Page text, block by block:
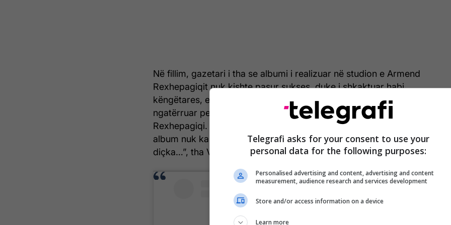
Në fillim, gazetari i tha se albumi i realizuar në studion e Armend
Rexhepagiqit nuk kishte pasur sukses, duke i shkaktuar habi
këngëtares, e cila reagoi me qetësi: “Mua më duket sikur më ke
ngatërruar personin, sepse unë nuk kam bërë album te Armend
Rexhepagiqi. Ndoshta më ke ngatërruar me Tunën. Për aq sa di, ai
album nuk ka qenë dështim. Gjithsesi, më duket sikur të ka shpëtuar
diçka…”, tha Vesa, duke tentuar të ruajë profesionalizmin e saj.
Telegrafi asks for your consent to use your
personal data for the following purposes:
Personalised advertising and content, advertising and content
measurement, audience research and services development
Store and/or access information on a device
Learn more